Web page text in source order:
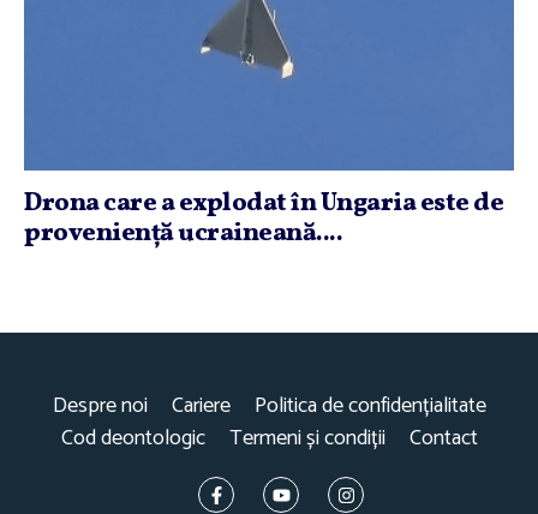
Drona care a explodat în Ungaria este de
provenienţă ucraineană....
Despre noi Cariere
Politica de confidențialitate
Cod deontologic
Termeni și condiții Contact